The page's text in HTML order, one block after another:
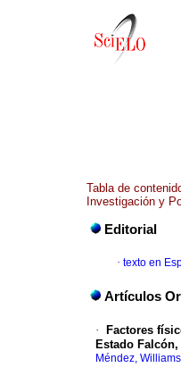
Tabla de
Investigación y
Editorial
· texto en
Artículos
·
Factores
Estado Falcón,
Méndez, Williams